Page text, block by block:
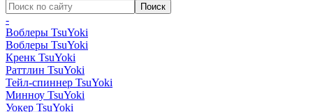
-
Воблеры TsuYoki
Воблеры TsuYoki
Кренк TsuYoki
Раттлин TsuYoki
Тейл-спиннер TsuYoki
Минноу TsuYoki
Уокер TsuYoki